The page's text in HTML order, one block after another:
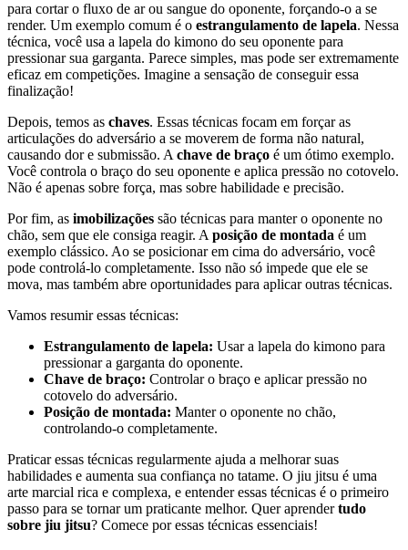
para cortar o fluxo de ar ou sangue do oponente, forçando-o a se
render. Um exemplo comum é o estrangulamento de lapela. Nessa
técnica, você usa a lapela do kimono do seu oponente para
pressionar sua garganta. Parece simples, mas pode ser extremamente
eficaz em competições. Imagine a sensação de conseguir essa
finalização!
Depois, temos as chaves. Essas técnicas focam em forçar as
articulações do adversário a se moverem de forma não natural,
causando dor e submissão. A chave de braço é um ótimo exemplo.
Você controla o braço do seu oponente e aplica pressão no cotovelo.
Não é apenas sobre força, mas sobre habilidade e precisão.
Por fim, as imobilizações são técnicas para manter o oponente no
chão, sem que ele consiga reagir. A posição de montada é um
exemplo clássico. Ao se posicionar em cima do adversário, você
pode controlá-lo completamente. Isso não só impede que ele se
mova, mas também abre oportunidades para aplicar outras técnicas.
Vamos resumir essas técnicas:
Estrangulamento de lapela: Usar a lapela do kimono para
pressionar a garganta do oponente.
Chave de braço: Controlar o braço e aplicar pressão no
cotovelo do adversário.
Posição de montada: Manter o oponente no chão,
controlando-o completamente.
Praticar essas técnicas regularmente ajuda a melhorar suas
habilidades e aumenta sua confiança no tatame. O jiu jitsu é uma
arte marcial rica e complexa, e entender essas técnicas é o primeiro
passo para se tornar um praticante melhor. Quer aprendertudo
sobre jiu jitsu? Comece por essas técnicas essenciais!